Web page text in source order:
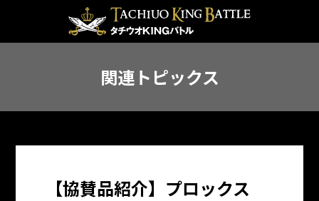
関連トピックス
【協賛品紹介】プロックス